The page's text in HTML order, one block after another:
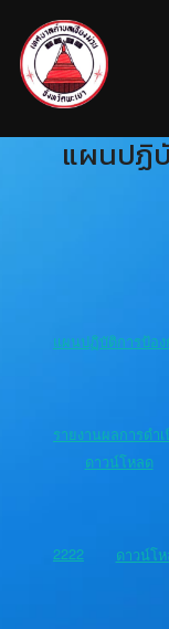
แผนปฏิ
แผนปฏิบัติการป้อง
รายงานผลการดำ
ดาวน์โหลด
2222 ดาวน์โ